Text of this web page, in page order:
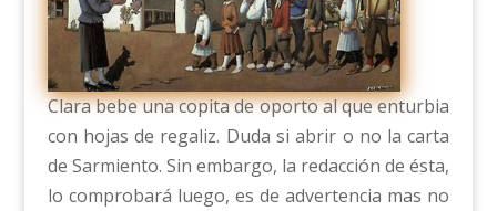
Clara bebe una copita de oporto al que enturbia
con hojas de regaliz. Duda si abrir o no la carta
de Sarmiento. Sin embargo, la redacción de ésta,
lo comprobará luego, es de advertencia mas no